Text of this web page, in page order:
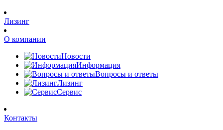
Лизинг
О компании
Новости
Информация
Вопросы и ответы
Лизинг
Сервис
Контакты